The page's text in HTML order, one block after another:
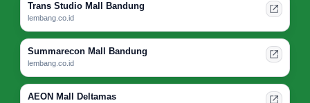
Trans Studio Mall Bandung
lembang.co.id
Summarecon Mall Bandung
lembang.co.id
AEON Mall Deltamas